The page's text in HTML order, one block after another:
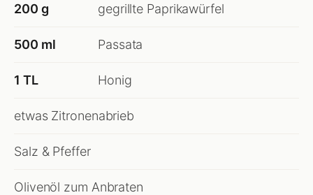
200 g gegrillte Paprikawürfel
500 ml Passata
1 TL Honig
etwas Zitronenabrieb
Salz & Pfeffer
Olivenöl zum Anbraten